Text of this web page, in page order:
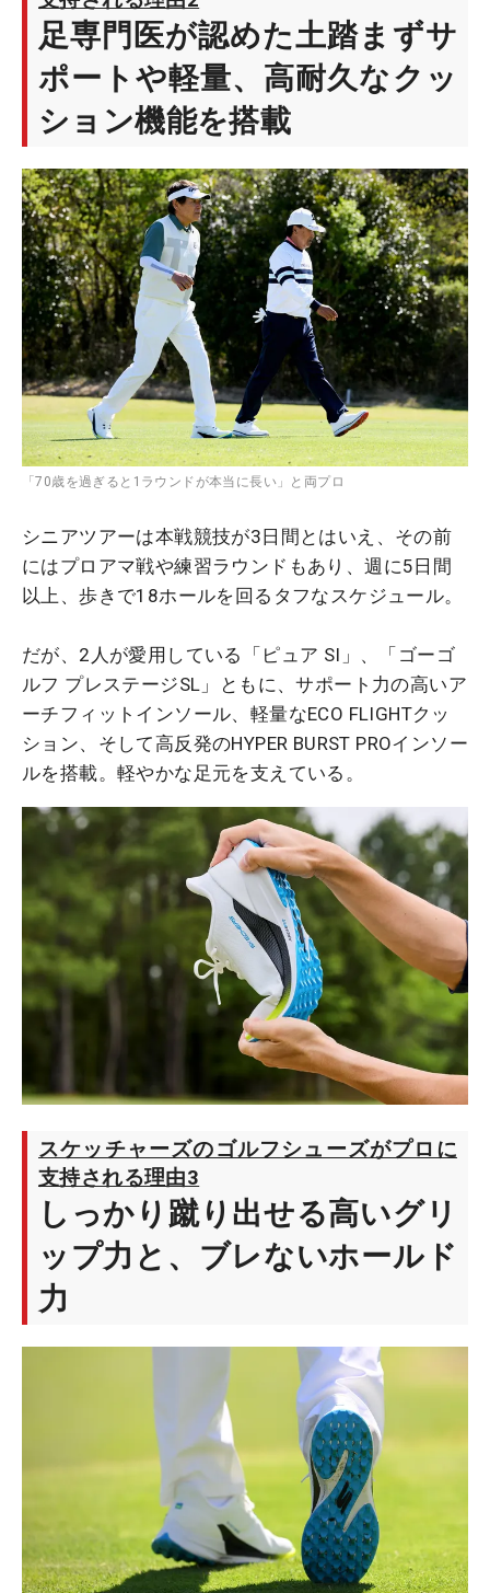
足専門医が認めた土踏まずサ
ポートや軽量、高耐久なクッ
ション機能を搭載
「70歳を過ぎると1ラウンドが本当に長い」と両プロ
シニアツアーは本戦競技が3日間とはいえ、その前
にはプロアマ戦や練習ラウンドもあり、週に5日間
以上、歩きで18ホールを回るタフなスケジュール。
だが、2人が愛用している「ピュア SI」、「ゴーゴ
ルフ プレステージSL」ともに、サポート力の高いア
ーチフィットインソール、軽量なECO FLIGHTクッ
ション、そして高反発のHYPER BURST PROインソー
ルを搭載。軽やかな足元を支えている。
スケッチャーズのゴルフシューズがプロに
支持される理由3
しっかり蹴り出せる高いグリ
ップ力と、ブレないホールド
力